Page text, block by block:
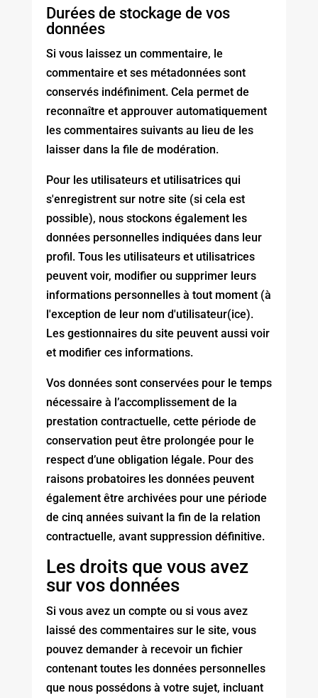
Durées de stockage de vos
données
Si vous laissez un commentaire, le
commentaire et ses métadonnées sont
conservés indéfiniment. Cela permet de
reconnaître et approuver automatiquement
les commentaires suivants au lieu de les
laisser dans la file de modération.
Pour les utilisateurs et utilisatrices qui
s'enregistrent sur notre site (si cela est
possible), nous stockons également les
données personnelles indiquées dans leur
profil. Tous les utilisateurs et utilisatrices
peuvent voir, modifier ou supprimer leurs
informations personnelles à tout moment (à
l'exception de leur nom d'utilisateur(ice).
Les gestionnaires du site peuvent aussi voir
et modifier ces informations.
Vos données sont conservées pour le temps
nécessaire à l’accomplissement de la
prestation contractuelle, cette période de
conservation peut être prolongée pour le
respect d’une obligation légale. Pour des
raisons probatoires les données peuvent
également être archivées pour une période
de cinq années suivant la fin de la relation
contractuelle, avant suppression définitive.
Les droits que vous avez
sur vos données
Si vous avez un compte ou si vous avez
laissé des commentaires sur le site, vous
pouvez demander à recevoir un fichier
contenant toutes les données personnelles
que nous possédons à votre sujet, incluant